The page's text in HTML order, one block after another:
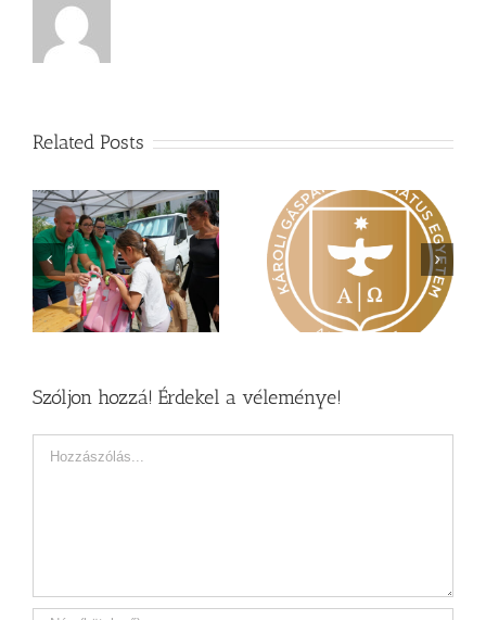
Related Posts
Nagy érdeklődés övezi
a Károli képzéseit
Vasárnapi üzenet –
Zsoltárok 149
Szóljon hozzá! Érdekel a véleménye!
Hozzászólás